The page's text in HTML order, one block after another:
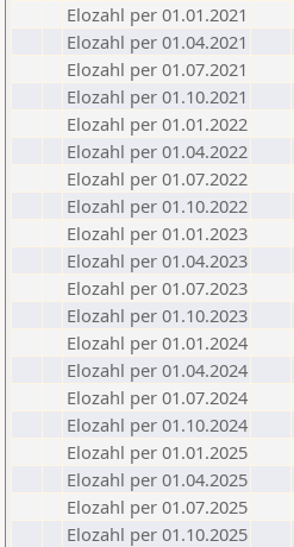
Elozahl per 01.01.2021
Elozahl per 01.04.2021
Elozahl per 01.07.2021
Elozahl per 01.10.2021
Elozahl per 01.01.2022
Elozahl per 01.04.2022
Elozahl per 01.07.2022
Elozahl per 01.10.2022
Elozahl per 01.01.2023
Elozahl per 01.04.2023
Elozahl per 01.07.2023
Elozahl per 01.10.2023
Elozahl per 01.01.2024
Elozahl per 01.04.2024
Elozahl per 01.07.2024
Elozahl per 01.10.2024
Elozahl per 01.01.2025
Elozahl per 01.04.2025
Elozahl per 01.07.2025
Elozahl per 01.10.2025